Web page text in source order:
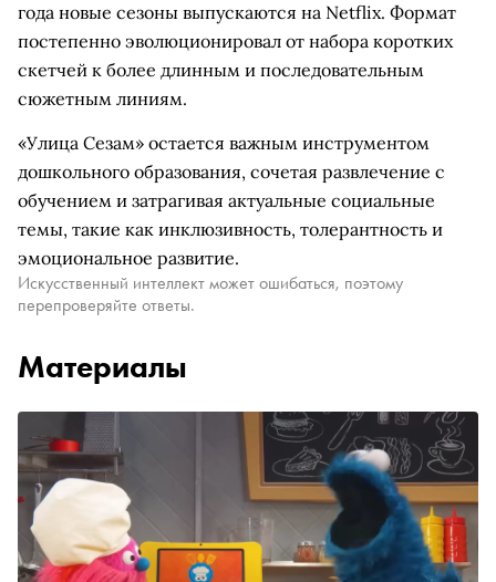
года новые сезоны выпускаются на Netflix. Формат
постепенно эволюционировал от набора коротких
скетчей к более длинным и последовательным
сюжетным линиям.
«Улица Сезам» остается важным инструментом
дошкольного образования, сочетая развлечение с
обучением и затрагивая актуальные социальные
темы, такие как инклюзивность, толерантность и
эмоциональное развитие.
Искусственный интеллект может ошибаться, поэтому
перепроверяйте ответы.
Материалы